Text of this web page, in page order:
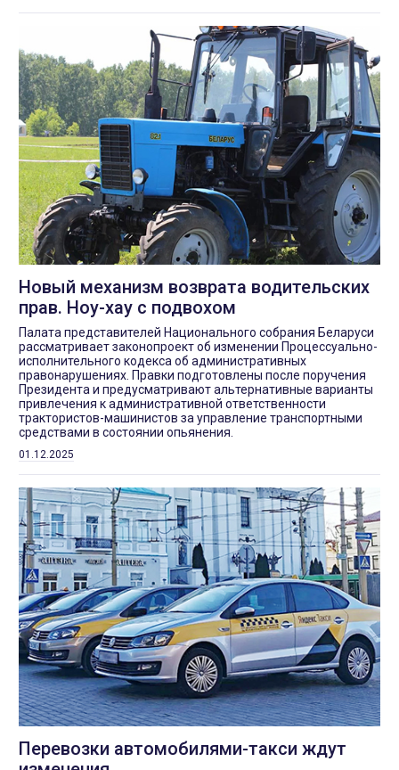
Новый механизм возврата водительских
прав. Ноу-хау с подвохом
Палата представителей Национального собрания Беларуси
рассматривает законопроект об изменении Процессуально-
исполнительного кодекса об административных
правонарушениях. Правки подготовлены после поручения
Президента и предусматривают альтернативные варианты
привлечения к административной ответственности
трактористов-машинистов за управление транспортными
средствами в состоянии опьянения.
01.12.2025
Перевозки автомобилями-такси ждут